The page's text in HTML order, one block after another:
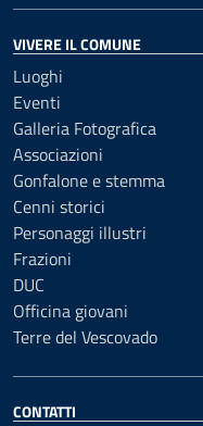
VIVERE IL COMUNE
Luoghi
Eventi
Galleria Fotografica
Associazioni
Gonfalone e stemma
Cenni storici
Personaggi illustri
Frazioni
DUC
Officina giovani
Terre del Vescovado
CONTATTI